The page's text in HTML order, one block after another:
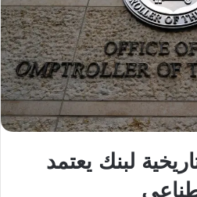
لبنك يعتمد